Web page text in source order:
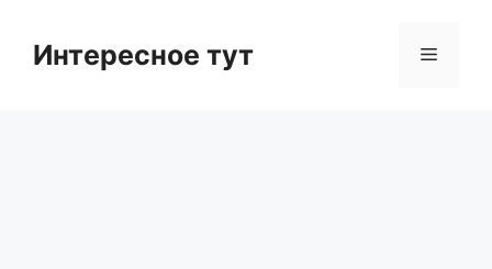
contentИнтересное тут Menu